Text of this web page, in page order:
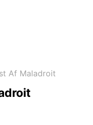
Af Maladroit